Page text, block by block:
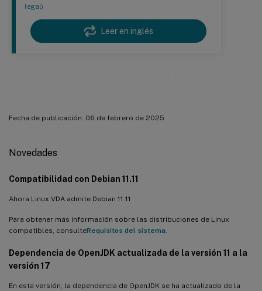
legal)
Leer en inglés
Fecha de publicación: 06 de febrero de 2025
Novedades
Compatibilidad con Debian 11.11
Ahora Linux VDA admite Debian 11.11
Para obtener más información sobre las distribuciones de Linux
compatibles, consulteRequisitos del sistema
Dependencia de OpenJDK actualizada de la versión 11 a la
versión 17
En esta versión, la dependencia de OpenJDK se ha actualizado de la